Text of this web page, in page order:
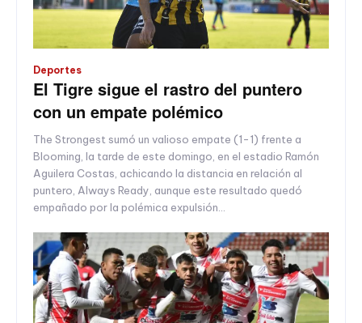
Deportes
El Tigre sigue el rastro del puntero
con un empate polémico
The Strongest sumó un valioso empate (1-1) frente a
Blooming, la tarde de este domingo, en el estadio Ramón
Aguilera Costas, achicando la distancia en relación al
puntero, Always Ready, aunque este resultado quedó
empañado por la polémica expulsión...